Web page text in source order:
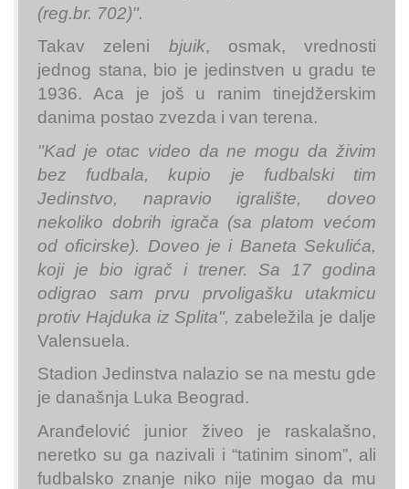
(reg.br. 702)".
Takav zeleni bjuik, osmak, vrednosti
jednog stana, bio je jedinstven u gradu te
1936. Aca je još u ranim tinejdžerskim
danima postao zvezda i van terena.
"Kad je otac video da ne mogu da živim
bez fudbala, kupio je fudbalski tim
Jedinstvo, napravio igralište, doveo
nekoliko dobrih igrača (sa platom većom
od oficirske). Doveo je i Baneta Sekulića,
koji je bio igrač i trener. Sa 17 godina
odigrao sam prvu prvoligašku utakmicu
protiv Hajduka iz Splita", zabeležila je dalje
Valensuela.
Stadion Jedinstva nalazio se na mestu gde
je današnja Luka Beograd.
Aranđelović junior živeo je raskalašno,
neretko su ga nazivali i “tatinim sinom”, ali
fudbalsko znanje niko nije mogao da mu